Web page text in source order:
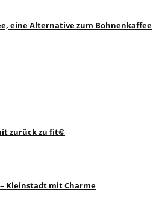
eine Alternative zum Bohnenkaffee
zurück zu fit©
Kleinstadt mit Charme